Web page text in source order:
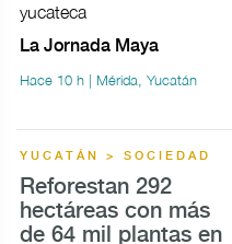
yucateca
La Jornada Maya
Hace 10 h | Mérida, Yucatán
YUCATÁN > SOCIEDAD
Reforestan 292
hectáreas con más
de 64 mil plantas en